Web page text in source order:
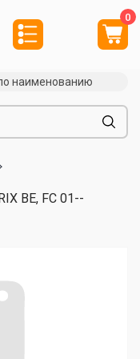
0
наименованию
BE, FC 01--